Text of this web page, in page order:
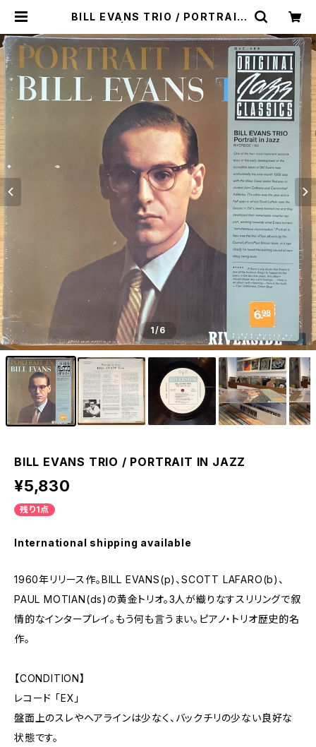
BILL EVANS TRIO / PORTRAIT
s
1/6
BILL EVANS TRIO / PORTRAIT IN JAZZ
¥5,830
残り1点
International shipping available
1960年リリース作。BILL EVANS(p)、SCOTT LAFARO(b)、
PAUL MOTIAN(ds)の黄金トリオ。3人が織りなすスリリングで叙
情的なインタープレイ。もう何も言うまい。ピアノ・トリオ歴史的名
作。
【CONDITION】
レコード 「EX」
盤面上のスレやヘアラインは少なく、バックチリの少ない良好な
状態です。